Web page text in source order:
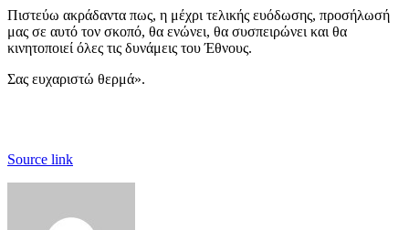
Πιστεύω ακράδαντα πως, η μέχρι τελικής ευόδωσης, προσήλωσή
μας σε αυτό τον σκοπό, θα ενώνει, θα συσπειρώνει και θα
κινητοποιεί όλες τις δυνάμεις του Έθνους.
Σας ευχαριστώ θερμά».
Source link